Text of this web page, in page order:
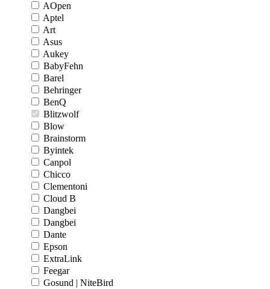
AOpen
Aptel
Art
Asus
Aukey
BabyFehn
Barel
Behringer
BenQ
Blitzwolf
Blow
Brainstorm
Byintek
Canpol
Chicco
Clementoni
Cloud B
Dangbei
Dangbei
Dante
Epson
ExtraLink
Feegar
Gosund | NiteBird